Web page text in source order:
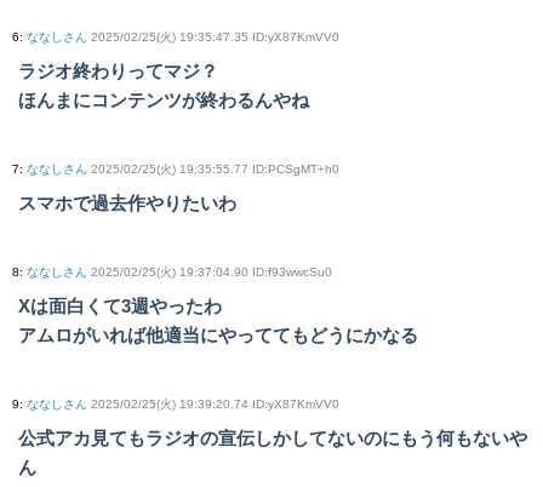
6: ななしさん 2025/02/25(火) 19:35:47.35 ID:yX87KmVV0
ラジオ終わりってマジ？
ほんまにコンテンツが終わるんやね
7: ななしさん 2025/02/25(火) 19:35:55.77 ID:PCSgMT+h0
スマホで過去作やりたいわ
8: ななしさん 2025/02/25(火) 19:37:04.90 ID:f93wwcSu0
Xは面白くて3週やったわ
アムロがいれば他適当にやっててもどうにかなる
9: ななしさん 2025/02/25(火) 19:39:20.74 ID:yX87KmVV0
公式アカ見てもラジオの宣伝しかしてないのにもう何もないや
ん